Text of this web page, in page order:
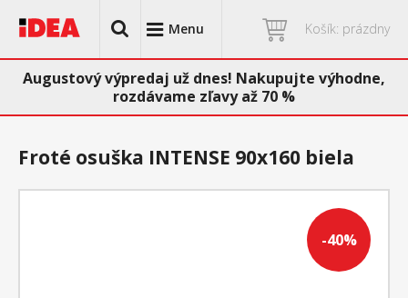
Menu Košík: prázdny
Augustový výpredaj už dnes! Nakupujte výhodne,
rozdávame zľavy až 70 %
-40%
Froté osuška INTENSE 90x160 biela